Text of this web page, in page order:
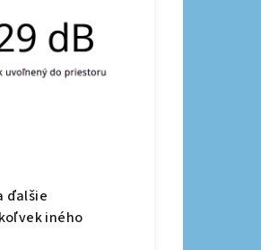
ďalšie
iného